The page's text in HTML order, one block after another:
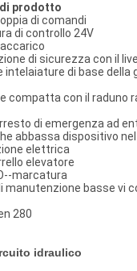
prodotto
di comandi
di controllo 24V
di sicurezza con il
intelaiature di base della
compatta con il raduno
di emergenza ad
abbassa dispositivo
elettrica
elevatore
marcatura
manutenzione basse vi
280
idraulico